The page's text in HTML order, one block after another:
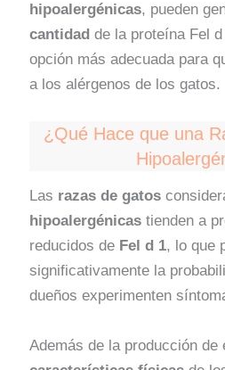
hipoalergénicas, pueden
cantidad de la proteína Fel
opción más adecuada para
a los alérgenos de los gatos.
¿Qué Hace que una
Las razas de gatos
hipoalergénicastienden a
reducidos de Fel d 1, lo que
significativamente la
dueños experimenten
Además de la producción de